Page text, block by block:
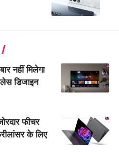
नहीं मिलेगा
डिजाइन
फीचर
के ल‍िए